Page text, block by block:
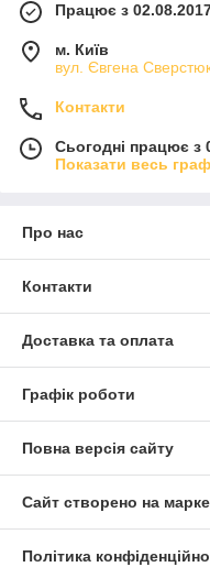
Працює з
м. Київ
вул. Євгена
Контакти
Сьогодні працює з
Показати весь
Про нас
Контакти
Доставка та оплата
Графік роботи
Повна версія сайту
Сайт створено на
Політика